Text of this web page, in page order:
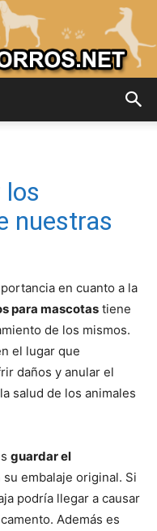
los
nuestras
en cuanto a la
para mascotas tiene
de los mismos.
el lugar que
daños y anular el
salud de los animales
guardar el
su embalaje original. Si
podría llegar a causar
Además es